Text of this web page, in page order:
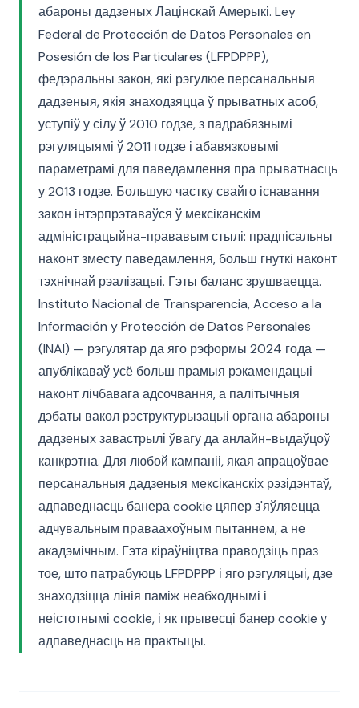
абароны дадзеных Лацінскай Амерыкі. Ley
Federal de Protección de Datos Personales en
Posesión de los Particulares (LFPDPPP),
федэральны закон, які рэгулюе персанальныя
дадзеныя, якія знаходзяцца ў прыватных асоб,
уступіў у сілу ў 2010 годзе, з падрабязнымі
рэгуляцыямі ў 2011 годзе і абавязковымі
параметрамі для паведамлення пра прыватнасць
у 2013 годзе. Большую частку свайго існавання
закон інтэрпрэтаваўся ў мексіканскім
адміністрацыйна-прававым стылі: прадпісальны
наконт зместу паведамлення, больш гнуткі наконт
тэхнічнай рэалізацыі. Гэты баланс зрушваецца.
Instituto Nacional de Transparencia, Acceso a la
Información y Protección de Datos Personales
(INAI) — рэгулятар да яго рэформы 2024 года —
апублікаваў усё больш прамыя рэкамендацыі
наконт лічбавага адсочвання, а палітычныя
дэбаты вакол рэструктурызацыі органа абароны
дадзеных завастрылі ўвагу да анлайн-выдаўцоў
канкрэтна. Для любой кампаніі, якая апрацоўвае
персанальныя дадзеныя мексіканскіх рэзідэнтаў,
адпаведнасць банера cookie цяпер з'яўляецца
адчувальным праваахоўным пытаннем, а не
акадэмічным. Гэта кіраўніцтва праводзіць праз
тое, што патрабуюць LFPDPPP і яго рэгуляцыі, дзе
знаходзіцца лінія паміж неабходнымі і
неістотнымі cookie, і як прывесці банер cookie у
адпаведнасць на практыцы.